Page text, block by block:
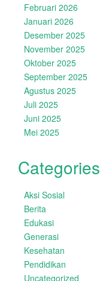
Februari 2026
Januari 2026
Desember 2025
November 2025
Oktober 2025
September 2025
Agustus 2025
Juli 2025
Juni 2025
Mei 2025
Categories
Aksi Sosial
Berita
Edukasi
Generasi
Kesehatan
Pendidikan
Uncategorized